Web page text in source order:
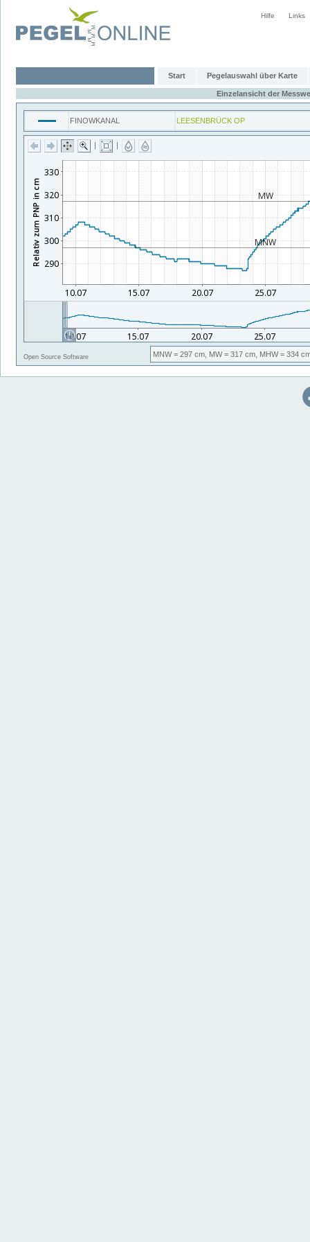
Hilfe Links
Start Pegelauswahl über Karte
Einzelansicht der
FINOWKANAL LEESENBRÜCK OP
| |
Open Source Software MNW= 297 cm, MW= 317 cm, MHW= 334